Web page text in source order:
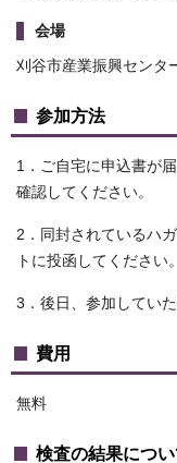
会場
刈谷市産業振興センタ
参加方法
1．ご自宅に申込書が
確認してください。
2．同封されているハ
トに投函してください
3．後日、参加してい
費用
無料
検査の結果につ